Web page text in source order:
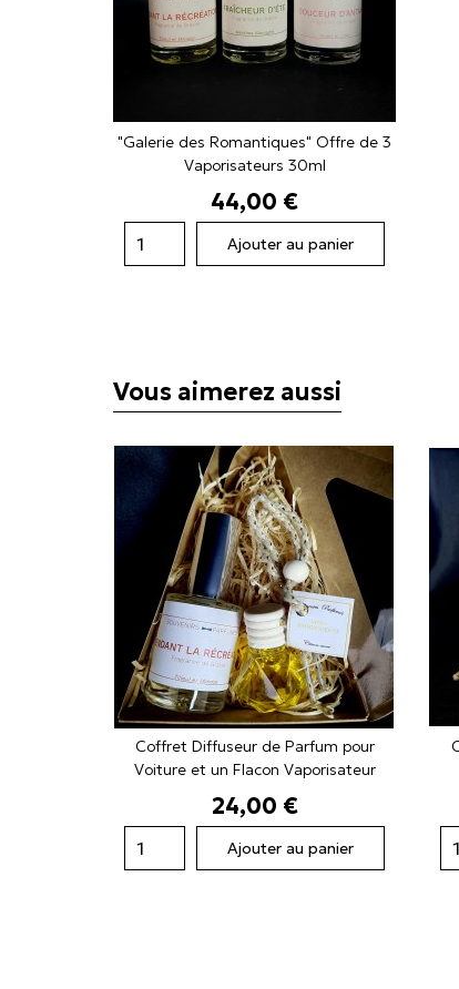
"Galerie des Romantiques" Offre de 3
Vaporisateurs 30ml
Prix
44,00 €
Ajouter au panier
Vous aimerez aussi
Coffret Diffuseur de Parfum pour
Voiture et un Flacon Vaporisateur
Prix
24,00 €
Ajouter au panier